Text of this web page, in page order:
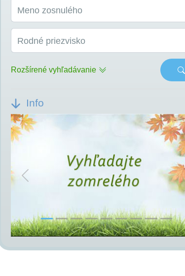
Meno zosnulého
Rodné priezvisko
Rozšírené vyhľadávanie
Info
Previous